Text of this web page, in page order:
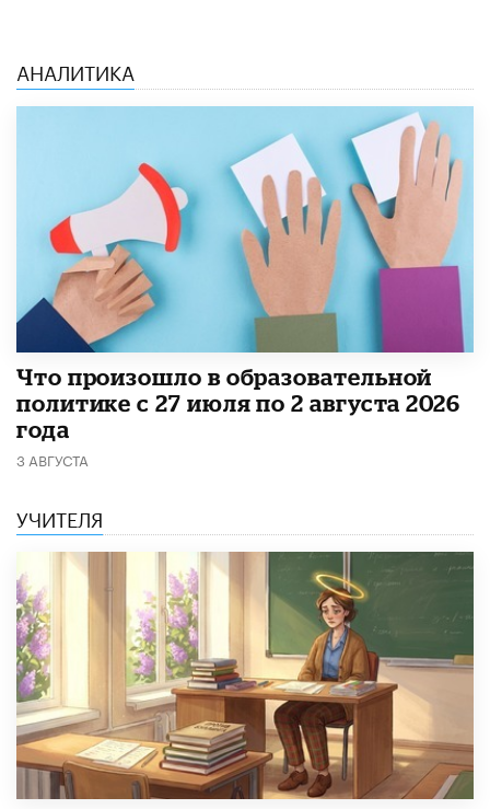
АНАЛИТИКА
​Что произошло в образовательной
политике с 27 июля по 2 августа 2026
года
3 АВГУСТА
УЧИТЕЛЯ